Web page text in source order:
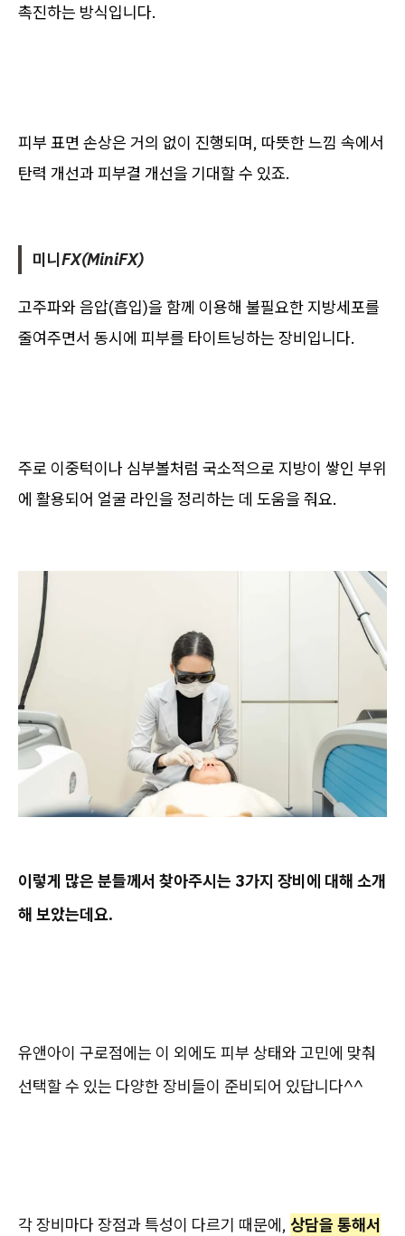
촉진하는 방식입니다.
피부 표면 손상은 거의 없이 진행되며, 따뜻한 느낌 속에서
탄력 개선과 피부결 개선을 기대할 수 있죠.
미니FX(MiniFX)
고주파와 음압(흡입)을 함께 이용해 불필요한 지방세포를
줄여주면서 동시에 피부를 타이트닝하는 장비입니다.
주로 이중턱이나 심부볼처럼 국소적으로 지방이 쌓인 부위
에 활용되어 얼굴 라인을 정리하는 데 도움을 줘요.
이렇게 많은 분들께서 찾아주시는 3가지 장비에 대해 소개
해 보았는데요.
유앤아이 구로점에는 이 외에도 피부 상태와 고민에 맞춰
선택할 수 있는 다양한 장비들이 준비되어 있답니다^^
각 장비마다 장점과 특성이 다르기 때문에, 상담을 통해서